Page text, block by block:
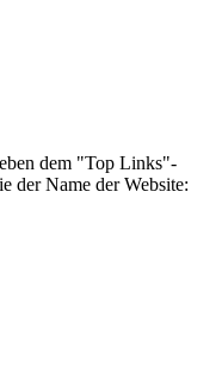
dem "Top Links"-
der Name der Website: